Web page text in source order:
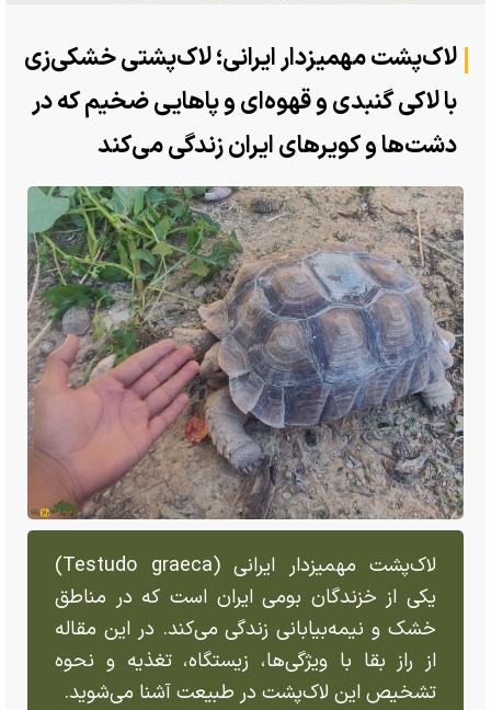
لاک‌پشت مهمیزدار ایرانی؛ لاک‌پشتی خشکی‌زی
با لاکی گنبدی و قهوه‌ای و پا‌هایی ضخیم که در
دشت‌ها و کویر‌های ایران زندگی می‌کند
لاک‌پشت مهمیزدار ایرانی (Testudo graeca)
یکی از خزندگان بومی ایران است که در مناطق
خشک و نیمه‌بیابانی زندگی می‌کند. در این مقاله
از راز بقا با ویژگی‌ها، زیستگاه، تغذیه و نحوه
تشخیص این لاک‌پشت در طبیعت آشنا می‌شوید.